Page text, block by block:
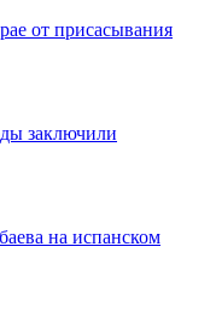
от присасывания
заключили
на испанском